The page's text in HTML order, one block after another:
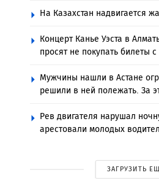
На Казахстан надвигается
Концерт Канье Уэста в
просят не покупать билеты с
Мужчины нашли в Астане
решили в ней полежать. За
Рев двигателя нарушал
арестовали молодых
ЗАГРУЗИТЬ